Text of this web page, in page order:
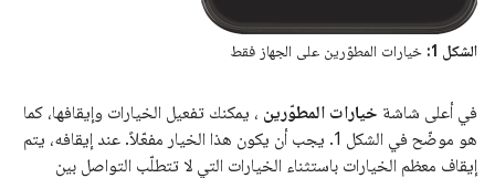
الشكل 1: خيارات المطوّرين على الجهاز فقط
في أعلى شاشة خيارات المطوّرين ، يمكنك تفعيل الخيارات وإيقافها، كما
هو موضّح في الشكل 1. يجب أن يكون هذا الخيار مفعّلاً. عند إيقافه، يتم
إيقاف معظم الخيارات باستثناء الخيارات التي لا تتطلّب التواصل بين